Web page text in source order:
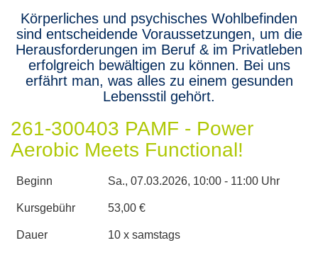
Körperliches und psychisches Wohlbefinden
sind entscheidende Voraussetzungen, um die
Herausforderungen im Beruf & im Privatleben
erfolgreich bewältigen zu können. Bei uns
erfährt man, was alles zu einem gesunden
Lebensstil gehört.
261-300403 PAMF - Power
Aerobic Meets Functional!
Beginn Sa., 07.03.2026, 10:00 - 11:00 Uhr
Kursgebühr 53,00 €
Dauer 10 x samstags